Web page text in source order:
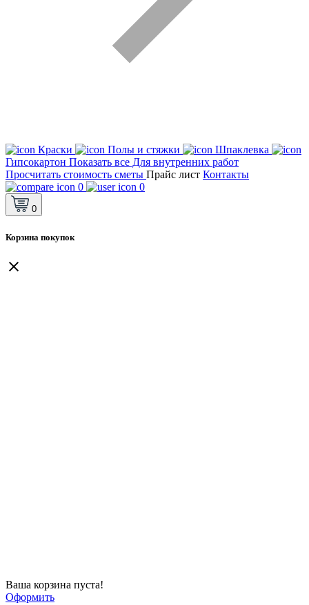
Краски Полы и стяжки
Шпаклевка
Гипсокартон Показать все Для внутренних работ
Просчитать стоимость сметы Прайс лист Контакты
0
0
0
Корзина покупок
Ваша корзина пуста!
Оформить